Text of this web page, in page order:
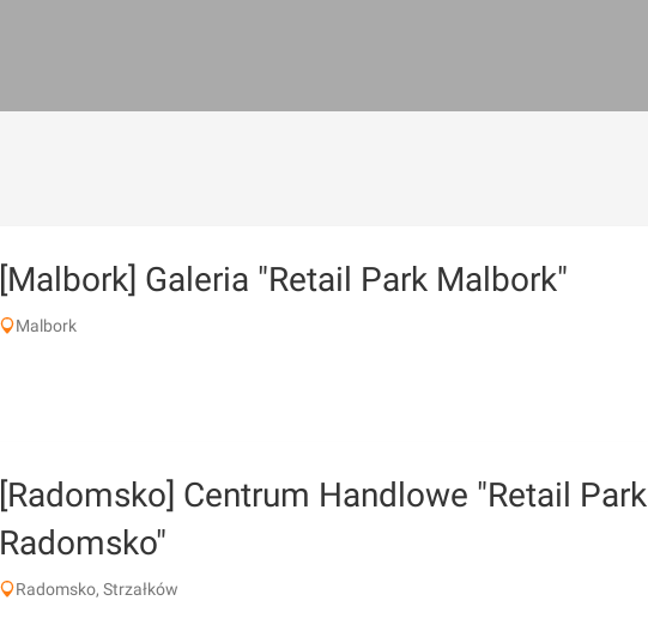
[Malbork] Galeria "Retail Park Malbork"
Malbork
[Radomsko] Centrum Handlowe "Retail Park
Radomsko"
Radomsko, Strzałków